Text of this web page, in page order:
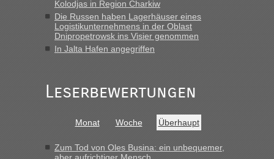
Berichte und Reisetipps • Re: An welchem
Grenzübergang zwischen Polen und der Ukraine geht es am
schnellsten?
schnell da auch Passagiere mit EU-Pass dabei waren“
Berichte und Reisetipps • Re: An welchem
Grenzübergang zwischen Polen und der Ukraine geht es am
„Bin am Montag 15.6.26 um 8 Uhr in Urgyniw ausgereist,
Kolodjas in Region Charkiw
Die Russen haben Lagerhäuser eines
Logistikunternehmens in der Oblast
Dnipropetrowsk ins Visier genommen
In Jalta Hafen angegriffen
Leserbewertungen
Monat Woche Überhaupt
Zum Tod von Oles Busina: ein unbequemer,
aber aufrichtiger Mensch